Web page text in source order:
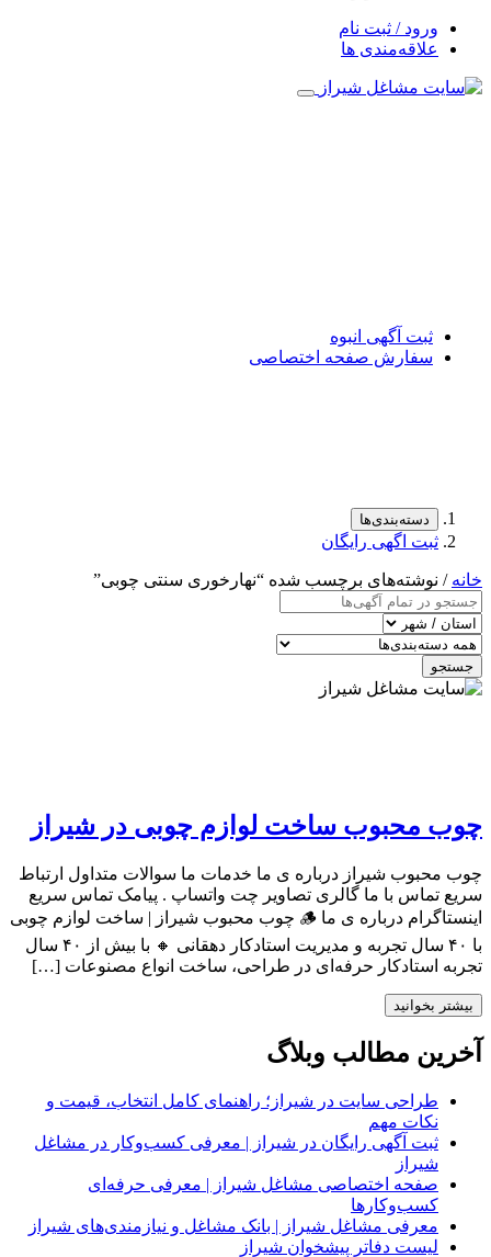
ورود / ثبت نام
علاقه‌مندی ها
ثبت آگهی انبوه
سفارش صفحه اختصاصی
دسته‌بندی‌ها
ثبت اگهی رایگان
خانه / نوشته‌های برچسب شده “نهارخوری سنتی چوبی”
جستجو
چوب محبوب ساخت لوازم چوبی در شیراز
چوب محبوب شیراز درباره ی ما خدمات ما سوالات متداول ارتباط
سریع تماس با ما گالری تصاویر چت واتساپ . پیامک تماس سریع
اینستاگرام درباره ی ما 🪵 چوب محبوب شیراز | ساخت لوازم چوبی
با ۴۰ سال تجربه و مدیریت استادکار دهقانی 🔸 با بیش از ۴۰ سال
تجربه استادکار حرفه‌ای در طراحی، ساخت انواع مصنوعات […]
بیشتر بخوانید
آخرین مطالب وبلاگ
طراحی سایت در شیراز؛ راهنمای کامل انتخاب، قیمت و
نکات مهم
ثبت آگهی رایگان در شیراز | معرفی کسب‌وکار در مشاغل
شیراز
صفحه اختصاصی مشاغل شیراز | معرفی حرفه‌ای
کسب‌وکارها
معرفی مشاغل شیراز | بانک مشاغل و نیازمندی‌های شیراز
لیست دفاتر پیشخوان شیراز